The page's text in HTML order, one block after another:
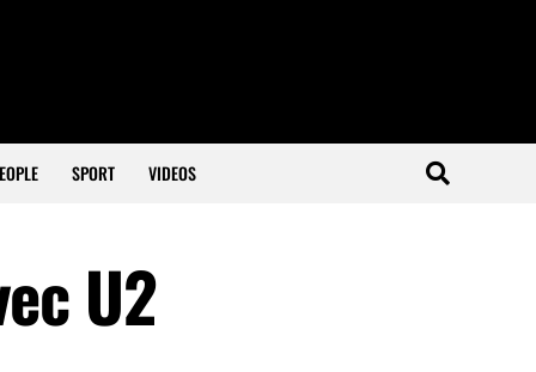
SPORT VIDEOS
U2